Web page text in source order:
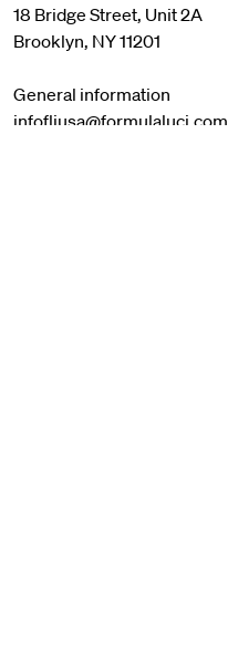
18 Bridge Street, Unit 2A
Brooklyn, NY 11201
General information
infofliusa@formulaluci.com